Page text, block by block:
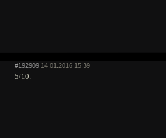
#192909 14.01.2016 15:39
5/10.